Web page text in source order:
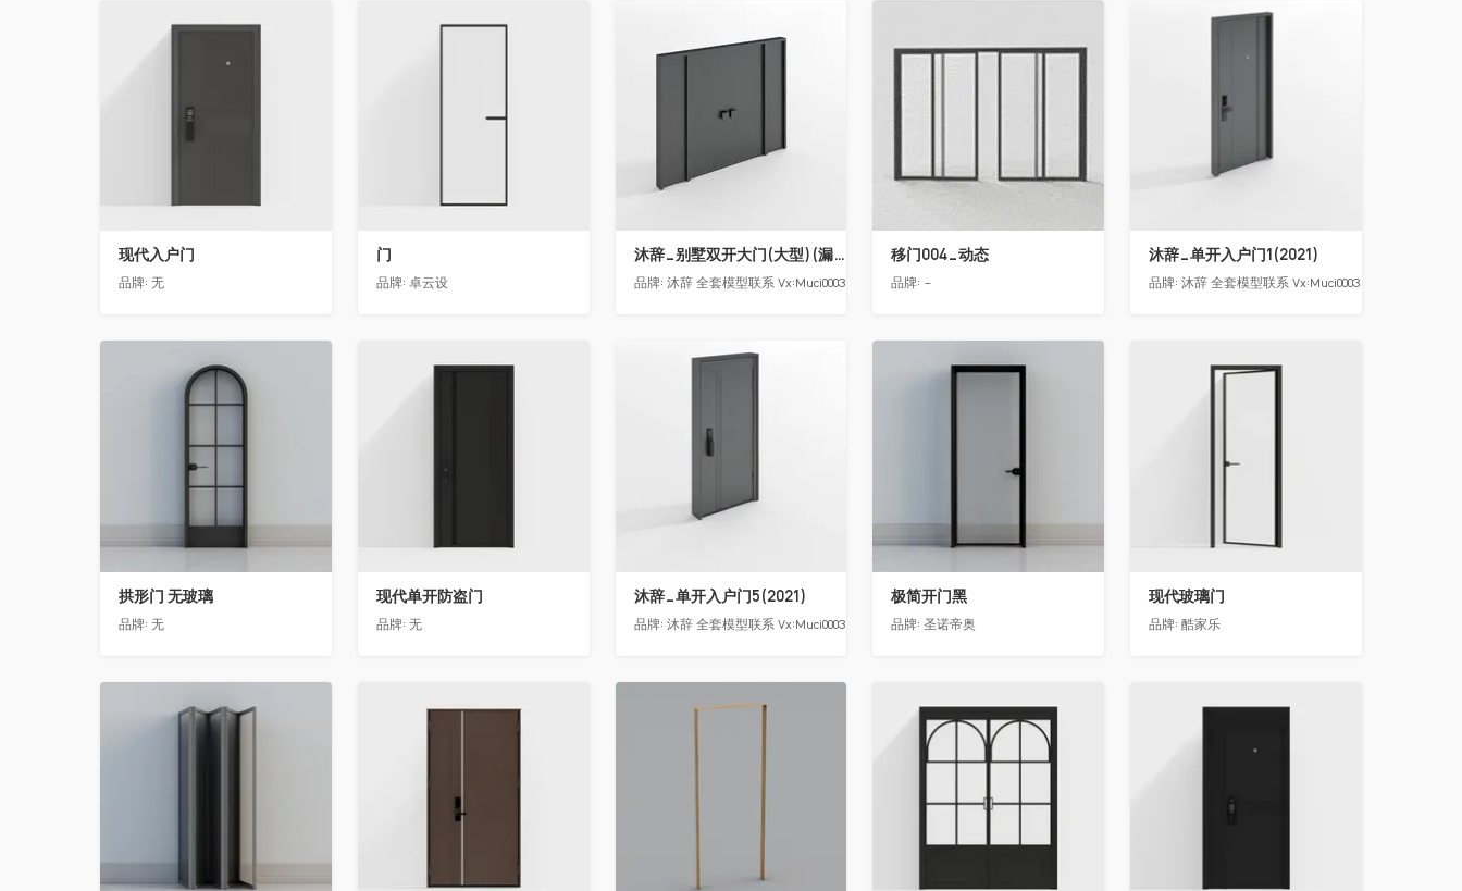
收藏
现代入户门
品牌: 无
门
品牌: 卓云设
沐辞_别墅双开大门(大型)(漏光加厚度)
品牌: 沐辞 全套模型联系 Vx:Muci0003
移门004_动态
品牌: -
沐辞_单开入户门1(2021)
品牌:沐辞 全套模型联系 Vx:Muci0003
拱形门 无玻璃
品牌: 无
收藏
现代单开防盗门
品牌: 无
沐辞_单开入户门5(2021)
品牌: 沐辞 全套模型联系 Vx:Muci0003
收藏
极简开门黑
品牌:圣诺帝奥
现代玻璃门
品牌:酷家乐
收藏 收藏 收藏 收藏